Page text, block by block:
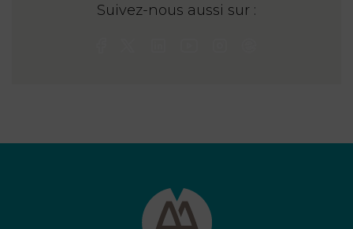
Suivez-nous aussi sur :